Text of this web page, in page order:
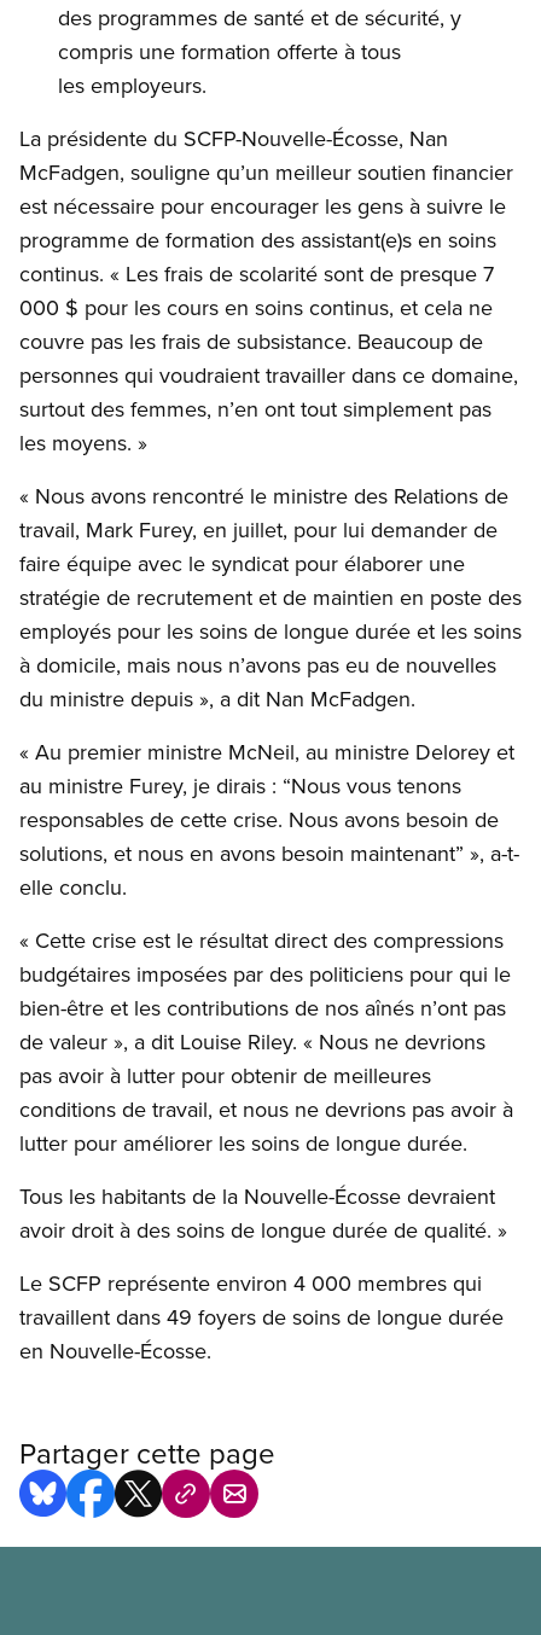
des programmes de santé et de sécurité, y
compris une formation offerte à tous
les employeurs.
La présidente du SCFP-Nouvelle-Écosse, Nan
McFadgen, souligne qu’un meilleur soutien financier
est nécessaire pour encourager les gens à suivre le
programme de formation des assistant(e)s en soins
continus. « Les frais de scolarité sont de presque 7
000 $ pour les cours en soins continus, et cela ne
couvre pas les frais de subsistance. Beaucoup de
personnes qui voudraient travailler dans ce domaine,
surtout des femmes, n’en ont tout simplement pas
les moyens. »
« Nous avons rencontré le ministre des Relations de
travail, Mark Furey, en juillet, pour lui demander de
faire équipe avec le syndicat pour élaborer une
stratégie de recrutement et de maintien en poste des
employés pour les soins de longue durée et les soins
à domicile, mais nous n’avons pas eu de nouvelles
du ministre depuis », a dit Nan McFadgen.
« Au premier ministre McNeil, au ministre Delorey et
au ministre Furey, je dirais : “Nous vous tenons
responsables de cette crise. Nous avons besoin de
solutions, et nous en avons besoin maintenant” », a-t-
elle conclu.
« Cette crise est le résultat direct des compressions
budgétaires imposées par des politiciens pour qui le
bien-être et les contributions de nos aînés n’ont pas
de valeur », a dit Louise Riley. « Nous ne devrions
pas avoir à lutter pour obtenir de meilleures
conditions de travail, et nous ne devrions pas avoir à
lutter pour améliorer les soins de longue durée.
Tous les habitants de la Nouvelle-Écosse devraient
avoir droit à des soins de longue durée de qualité. »
Le SCFP représente environ 4 000 membres qui
travaillent dans 49 foyers de soins de longue durée
en Nouvelle-Écosse.
Partager cette page